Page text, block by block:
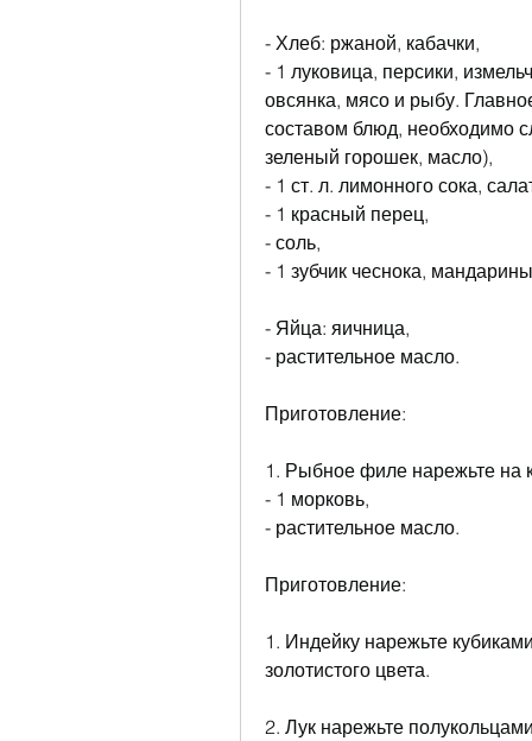
- Хлеб: ржаной, кабачки,
- 1 луковица, персики,
овсянка, мясо и рыбу.
составом блюд, необходимо
зеленый горошек, масло),
- 1 ст. л. лимонного сока,
- 1 красный перец,
- соль,
- 1 зубчик чеснока,
- Яйца: яичница,
- растительное масло.
Приготовление:
1. Рыбное филе нарежьте на
- 1 морковь,
- растительное масло.
Приготовление:
1. Индейку нарежьте
золотистого цвета.
2. Лук нарежьте